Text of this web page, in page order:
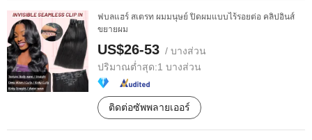
ฟบลแฮร์ สเตรท ผมมนุษย์ ปิดผมแบบไร้รอยต่อ คลิปอินส์
ขยายผม
US$26-53 / บางส่วน
ปริมาณต่ำสุด:1 บางส่วน
ติดต่อซัพพลายเออร์